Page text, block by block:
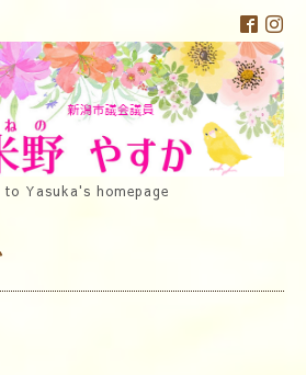
to Yasuka's homepage